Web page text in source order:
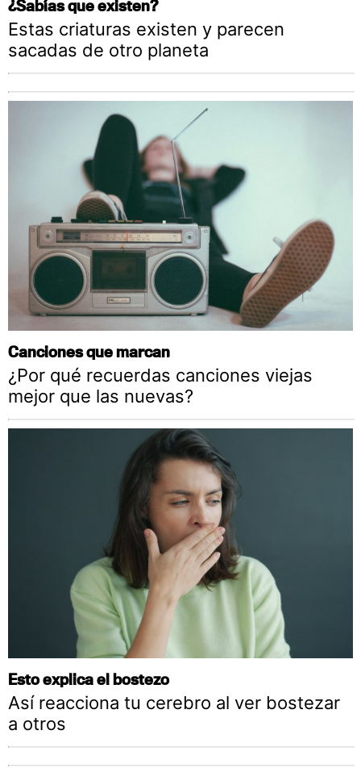
¿Sabías que existen?
Estas criaturas existen y parecen
sacadas de otro planeta
Canciones que marcan
¿Por qué recuerdas canciones viejas
mejor que las nuevas?
Esto explica el bostezo
Así reacciona tu cerebro al ver bostezar
a otros